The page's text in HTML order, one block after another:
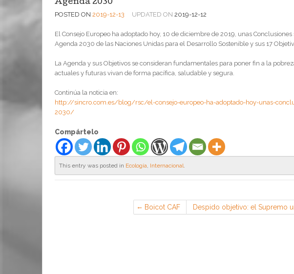
Agenda 2030
POSTED ON 2019-12-13 UPDATED ON 2019-12-12
El Consejo Europeo ha adoptado hoy, 10 de diciembre de 2019, unas
Agenda 2030 de las Naciones Unidas para el Desarrollo Sostenible y sus 17
La Agenda y sus Objetivos se consideran fundamentales para poner fin a la
actuales y futuras vivan de forma pacífica, saludable y segura.
Continúa la noticia en:
http://sincro.com.es/blog/rsc/el-consejo-europeo-ha-adoptado-hoy-unas-
2030/
Compártelo
This entry was posted in Ecología, Internacional.
Boicot CAF
Despido objetivo: el Supremo
doctrina sobre el requisito de